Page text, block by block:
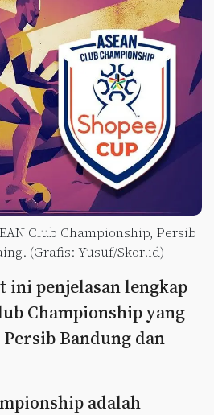
Club Championship, Persib
(Grafis: Yusuf/Skor.id)
ini penjelasan lengkap
Championship yang
Bandung dan
adalah